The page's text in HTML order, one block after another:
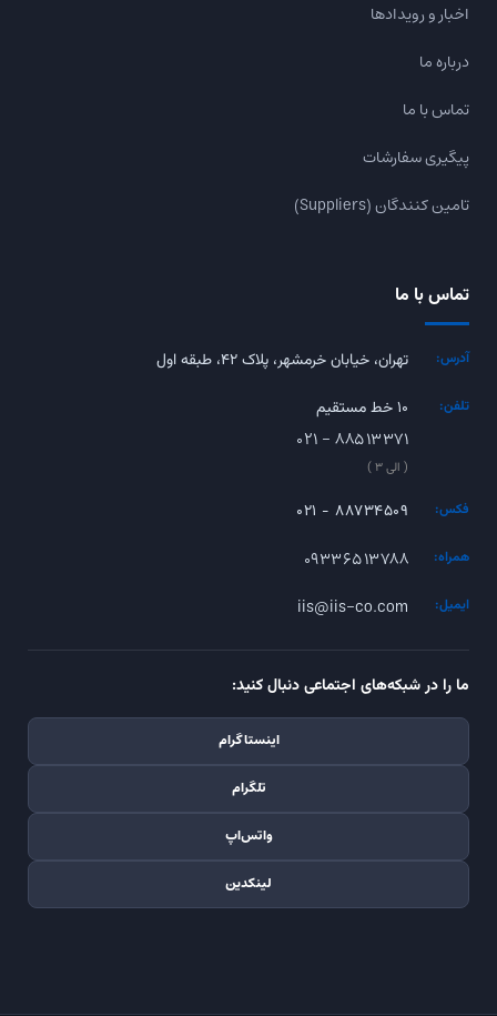
اخبار و رویدادها
درباره ما
تماس با ما
پیگیری سفارشات
تامین کنندگان (Suppliers)
تماس با ما
آدرس: تهران، خیابان خرمشهر، پلاک ۴۲، طبقه اول
تلفن: ۱۰ خط مستقیم
۰۲۱ - ۸۸۵۱۳۳۷۱
( الی ۳ )
فکس: ۰۲۱ - ۸۸۷۳۴۵۰۹
همراه: ۰۹۳۳۶۵۱۳۷۸۸
ایمیل: iis@iis-co.com
ما را در شبکه‌های اجتماعی دنبال کنید:
اینستاگرام
تلگرام
واتس‌اپ
لینکدین